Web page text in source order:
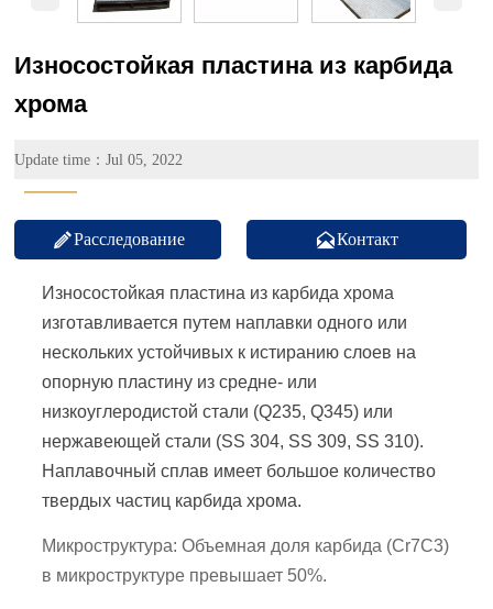
Износостойкая пластина из карбида
хрома
Update time：Jul 05, 2022
———
Расследование Контакт
Износостойкая пластина из карбида хрома
изготавливается путем наплавки одного или
нескольких устойчивых к истиранию слоев на
опорную пластину из средне- или
низкоуглеродистой стали (Q235, Q345) или
нержавеющей стали (SS 304, SS 309, SS 310).
Наплавочный сплав имеет большое количество
твердых частиц карбида хрома.
Микроструктура: Объемная доля карбида (Cr7C3)
в микроструктуре превышает 50%.